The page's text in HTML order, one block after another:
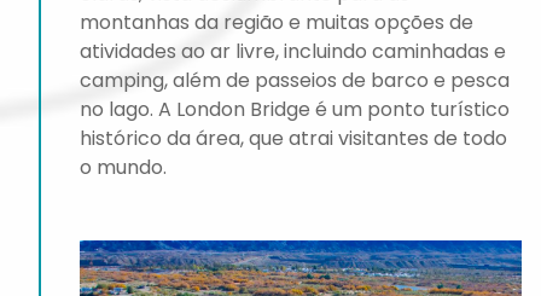
montanhas da região e muitas opções de
atividades ao ar livre, incluindo caminhadas e
camping, além de passeios de barco e pesca
no lago. A London Bridge é um ponto turístico
histórico da área, que atrai visitantes de todo
o mundo.